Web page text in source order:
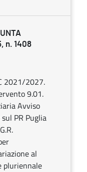
n. 1408
2021/2027.
9.01.
Avviso
PR Puglia
al
pluriennale